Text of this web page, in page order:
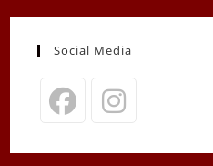
Social Media
in
in